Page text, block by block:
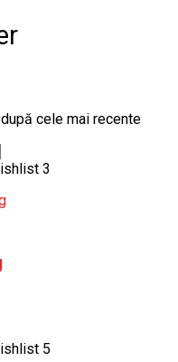
cele mai recente
3
5